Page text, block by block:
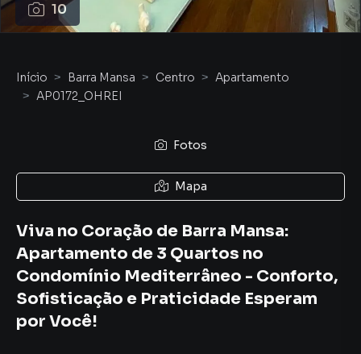
10
Início Barra Mansa Centro
Apartamento
AP0172_OHREI
Fotos
Mapa
Viva no Coração de Barra Mansa:
Apartamento de 3 Quartos no
Condomínio Mediterrâneo - Conforto,
Sofisticação e Praticidade Esperam
por Você!